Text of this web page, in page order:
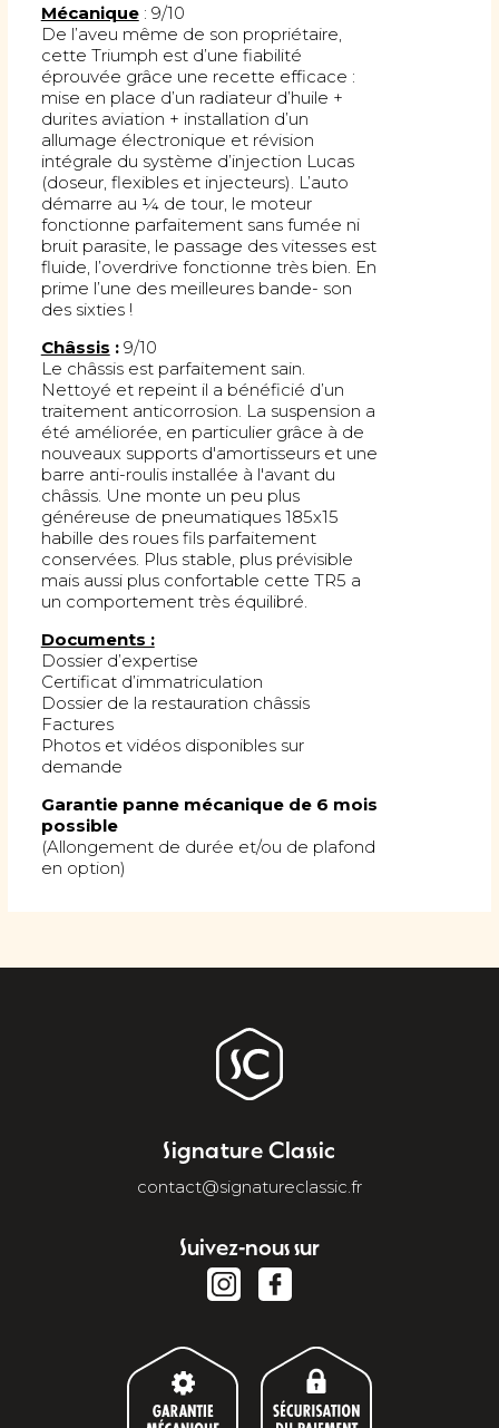
Mécanique: 9/10
De l’aveu même de son propriétaire,
cette Triumph est d’une fiabilité
éprouvée grâce une recette efficace :
mise en place d’un radiateur d’huile +
durites aviation + installation d’un
allumage électronique et révision
intégrale du système d’injection Lucas
(doseur, flexibles et injecteurs). L’auto
démarre au ¼ de tour, le moteur
fonctionne parfaitement sans fumée ni
bruit parasite, le passage des vitesses est
fluide, l’overdrive fonctionne très bien. En
prime l’une des meilleures bande- son
des sixties !
Châssis :9/10
Le châssis est parfaitement sain.
Nettoyé et repeint il a bénéficié d’un
traitement anticorrosion. La suspension a
été améliorée, en particulier grâce à de
nouveaux supports d'amortisseurs et une
barre anti-roulis installée à l'avant du
châssis. Une monte un peu plus
généreuse de pneumatiques 185x15
habille des roues fils parfaitement
conservées. Plus stable, plus prévisible
mais aussi plus confortable cette TR5 a
un comportement très équilibré.
Documents :
Dossier d’expertise
Certificat d’immatriculation
Dossier de la restauration châssis
Factures
Photos et vidéos disponibles sur
demande
Garantie panne mécanique de 6 mois
possible
(Allongement de durée et/ou de plafond
en option)
Signature Classic
contact@signatureclassic.fr
Suivez-nous sur